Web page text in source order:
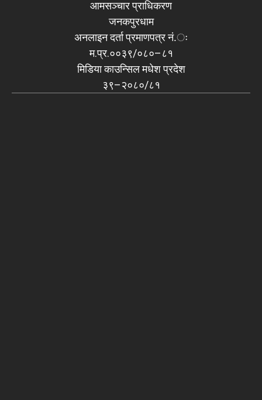
आमसञ्चार प्राधिकरण
जनकपुरधाम
अनलाइन दर्ता प्रमाणपत्र नं.ः
म.प्र.००३९/०८०–८१
मिडिया काउन्सिल मधेश प्रदेश
३९–२०८०/८१